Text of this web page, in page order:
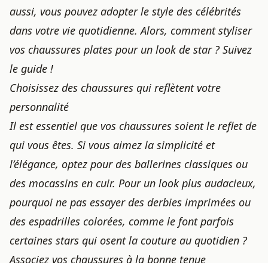
aussi, vous pouvez adopter le style des célébrités
dans votre vie quotidienne. Alors, comment styliser
vos chaussures plates pour un look de star ? Suivez
le guide !
Choisissez des chaussures qui reflètent votre
personnalité
Il est essentiel que vos chaussures soient le reflet de
qui vous êtes. Si vous aimez la simplicité et
l’élégance, optez pour des ballerines classiques ou
des mocassins en cuir. Pour un look plus audacieux,
pourquoi ne pas essayer des derbies imprimées ou
des espadrilles colorées, comme le font parfois
certaines stars qui osent la couture au quotidien ?
Associez vos chaussures à la bonne tenue